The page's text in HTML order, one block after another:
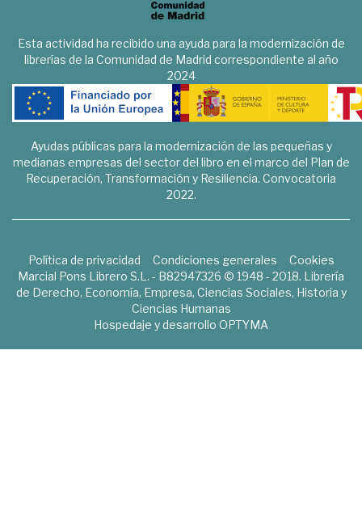
Esta actividad ha recibido una ayuda para la modernización de
librerías de la Comunidad de Madrid correspondiente al año
2024
Ayudas públicas para la modernización de las pequeñas y
medianas empresas del sector del libro en el marco del Plan de
Recuperación, Transformación y Resiliencia. Convocatoria
2022.
Política de privacidad Condiciones generales
Cookies
Marcial Pons Librero S.L. - B82947326 © 1948 - 2018. Librería
de Derecho, Economía, Empresa, Ciencias Sociales, Historia y
Ciencias Humanas
Hospedaje y desarrollo OPTYMA